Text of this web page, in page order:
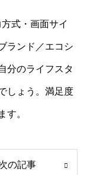
式・画面サイ
ランド／エコシ
分のライフスタ
しょう。満足度
す。
の記事